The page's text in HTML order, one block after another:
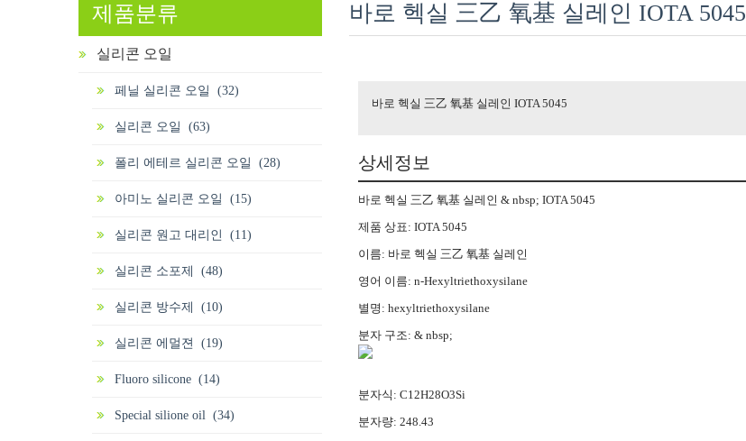
바로 헥실 三乙 氧基 실레인 IOTA 5045
바로 헥실 三乙 氧基 실레인 IOTA 5045
상세정보
바로 헥실 三乙 氧基 실레인 & nbsp; IOTA 5045
제품 상표: IOTA 5045
이름: 바로 헥실 三乙 氧基 실레인
영어 이름: n-Hexyltriethoxysilane
별명: hexyltriethoxysilane
분자 구조: & nbsp;
분자식: C12H28O3Si
분자량: 248.43
제품분류
실리콘 오일
페닐 실리콘 오일 (32)
실리콘 오일 (63)
폴리 에테르 실리콘 오일 (28)
아미노 실리콘 오일 (15)
실리콘 원고 대리인 (11)
실리콘 소포제 (48)
실리콘 방수제 (10)
실리콘 에멀젼 (19)
Fluoro silicone (14)
Special silione oil (34)